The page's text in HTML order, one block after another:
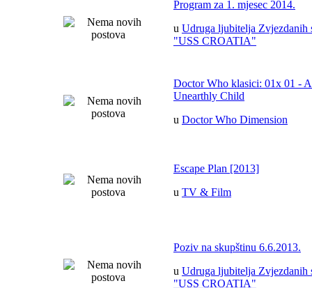
Program za 1. mjesec 2014.
u Udruga ljubitelja Zvjezdanih
"USS CROATIA"
Doctor Who klasici: 01x 01 -
Unearthly Child
u Doctor Who Dimension
Escape Plan [2013]
u TV & Film
Poziv na skupštinu 6.6.2013.
u Udruga ljubitelja Zvjezdanih
"USS CROATIA"